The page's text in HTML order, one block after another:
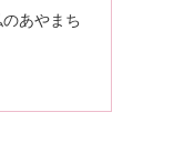
あやまち